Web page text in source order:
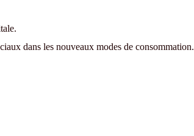
dans les nouveaux modes de consommation.